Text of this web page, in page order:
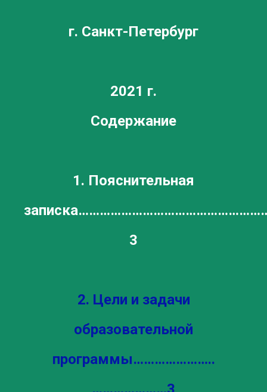
г. Санкт-Петербург
2021 г.
Содержание
1. Пояснительная
3
2. Цели и задачи
образовательной
программы…………………..